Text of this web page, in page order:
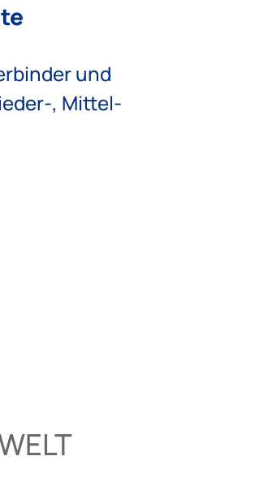
und
, Mittel-